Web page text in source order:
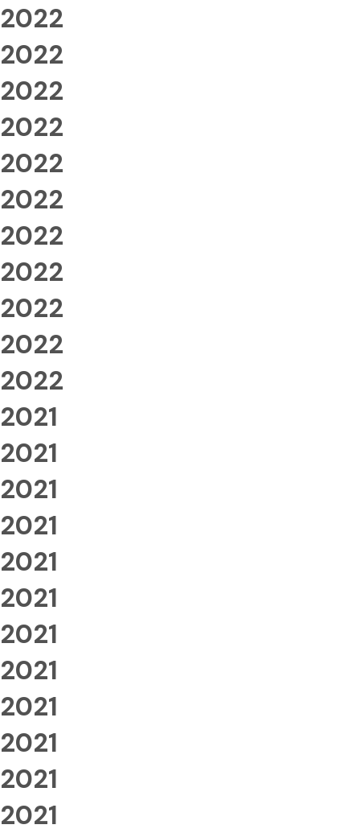
2022
2022
2022
2022
2022
2022
2022
2022
2022
2022
2022
2021
2021
2021
2021
2021
2021
2021
2021
2021
2021
2021
2021